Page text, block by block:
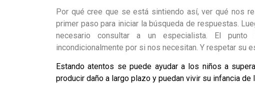
Por qué cree que se está sintiendo así, ver qué nos
primer paso para iniciar la búsqueda de respuestas.
necesario consultar a un especialista.
El punto
incondicionalmente por si nos necesitan. Y respetar su
Estando atentos se puede ayudar a los niños a
producir daño a largo plazo y puedan vivir su infancia de